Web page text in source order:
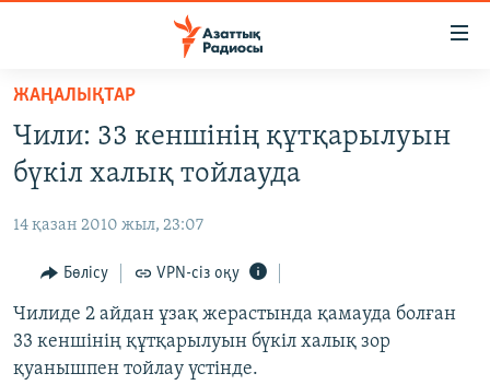
Skip
main
content
Skip
to
Navigation
Skip
to
Search
САЯСАТ
AZATTYQTV
ҚАҢТАР ОҚИҒАСЫ
АДАМ ҚҰҚЫҚТАРЫ
ӘЛЕУМЕТ
ӘЛЕМ
ЖАҢАЛЫҚТАР
Чили: 33 кеншінің құтқарылуын
бүкіл халық тойлауда
14 қазан 2010 жыл, 23:07
Бөлісу VPN-сіз оқу
Чилиде 2 айдан ұзақ жерастында қамауда болған
33 кеншінің құтқарылуын бүкіл халық зор
қуанышпен тойлау үстінде.